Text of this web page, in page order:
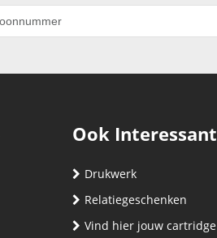
Ook Interessant
Drukwerk
Relatiegeschenken
Vind hier jouw cartridge